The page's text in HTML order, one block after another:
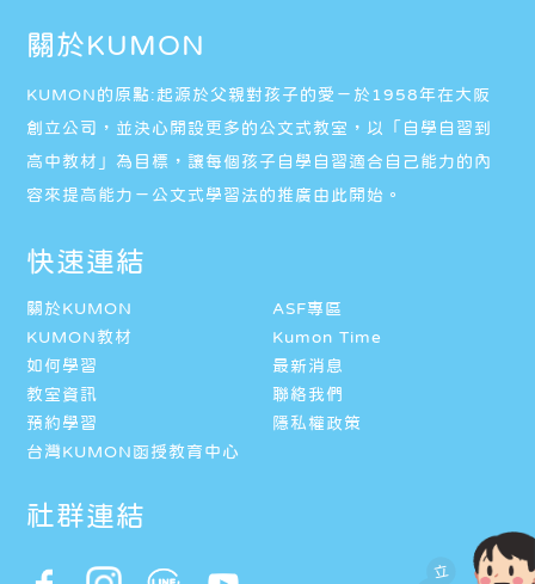
立
關於KUMON
KUMON的原點:起源於父親對孩子的愛－於1958年在大阪
創立公司，並決心開設更多的公文式教室，以「自學自習到
高中教材」為目標，讓每個孩子自學自習適合自己能力的內
容來提高能力－公文式學習法的推廣由此開始。
快速連結
關於KUMON
ASF專區
KUMON教材
Kumon Time
如何學習
最新消息
教室資訊
聯絡我們
預約學習
隱私權政策
台灣KUMON函授教育中心
社群連結